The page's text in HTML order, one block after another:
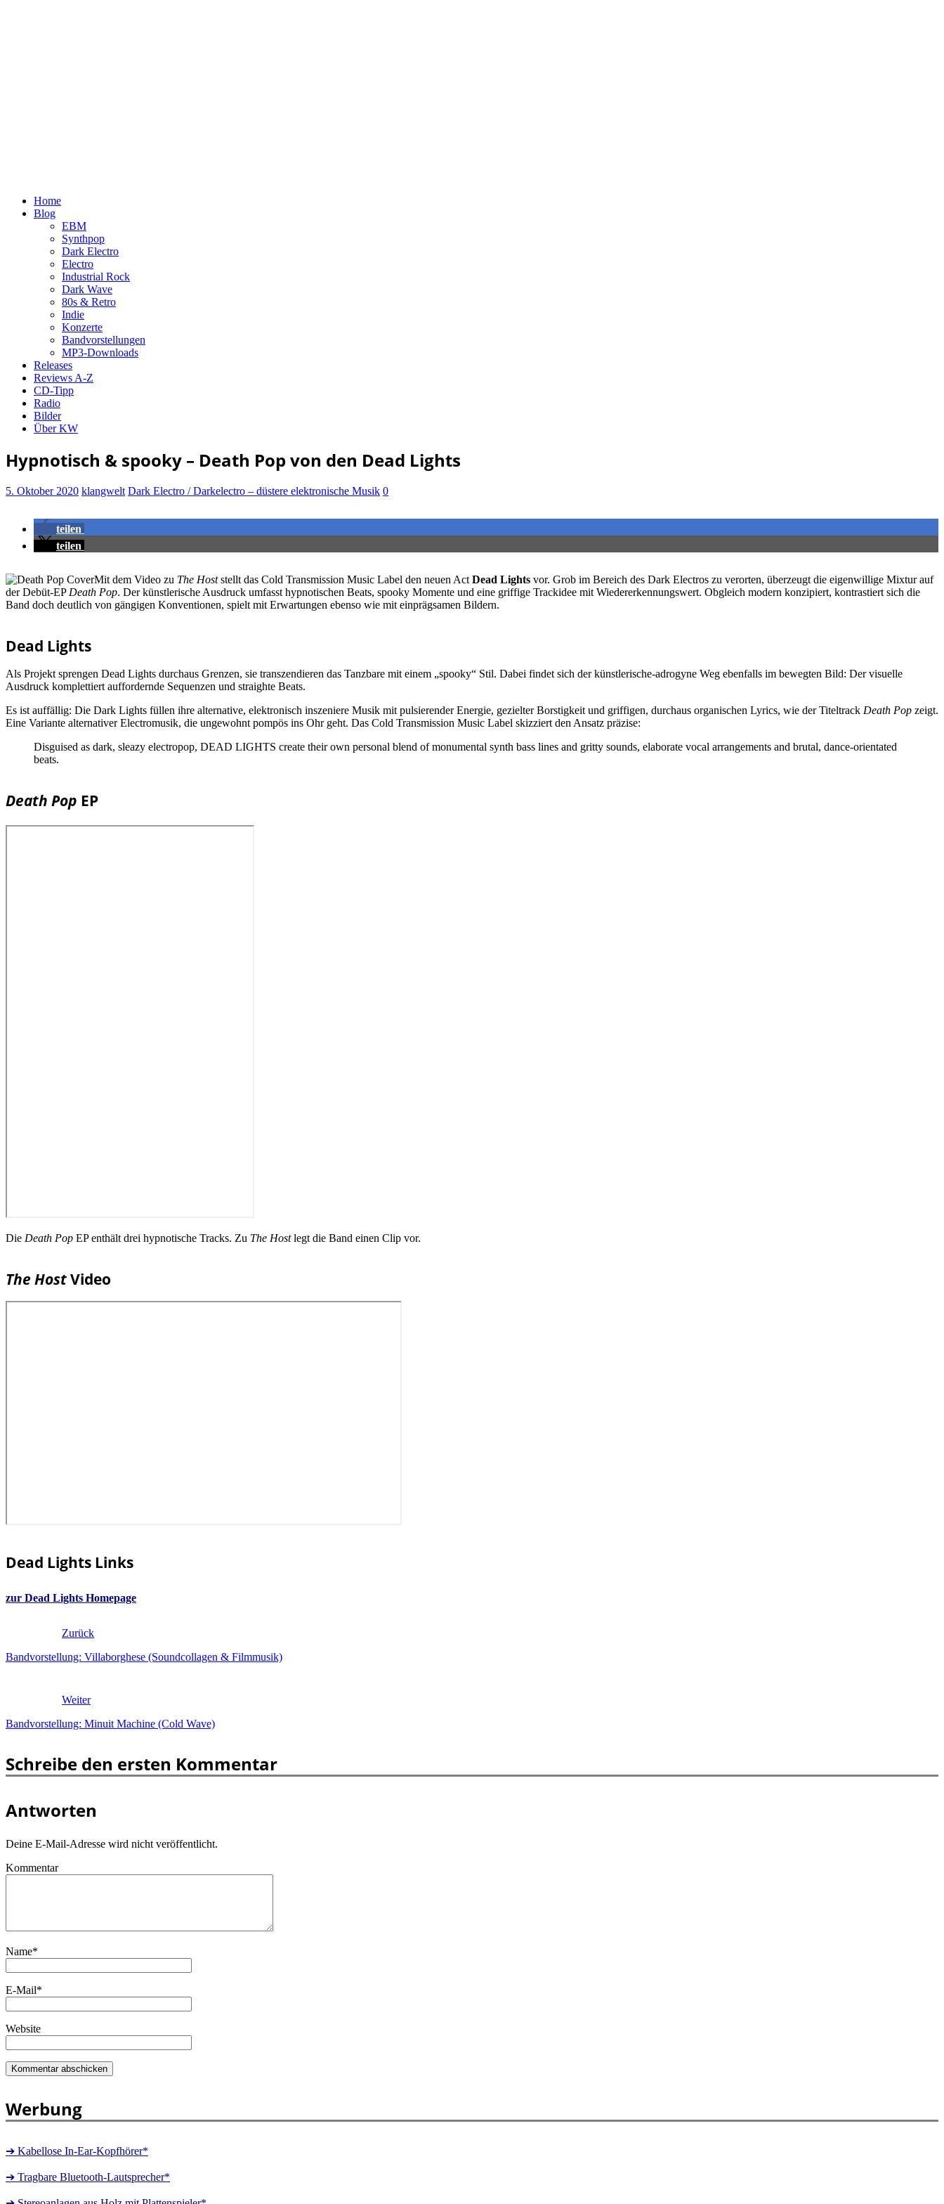
Home
Blog
EBM
Synthpop
Dark Electro
Electro
Industrial Rock
Dark Wave
80s & Retro
Indie
Konzerte
Bandvorstellungen
MP3-Downloads
Releases
Reviews A-Z
CD-Tipp
Radio
Bilder
Über KW
Hypnotisch & spooky – Death Pop von den Dead Lights
5. Oktober 2020 klangwelt Dark Electro / Darkelectro – düstere elektronische Musik 0
teilen
teilen
Mit dem Video zu The Hoststellt das Cold Transmission Music Label den neuen Act Dead Lights vor. Grob im Bereich des Dark Electros zu verorten, überzeugt die eigenwillige Mixtur auf
der Debüt-EP Death Pop. Der künstlerische Ausdruck umfasst hypnotischen Beats, spooky Momente und eine griffige Trackidee mit Wiedererkennungswert. Obgleich modern konzipiert, kontrastiert sich die
Band doch deutlich von gängigen Konventionen, spielt mit Erwartungen ebenso wie mit einprägsamen Bildern.
Dead Lights
Als Projekt sprengen Dead Lights durchaus Grenzen, sie transzendieren das Tanzbare mit einem „spooky“ Stil. Dabei findet sich der künstlerische-adrogyne Weg ebenfalls im bewegten Bild: Der visuelle
Ausdruck komplettiert auffordernde Sequenzen und straighte Beats.
Es ist auffällig: Die Dark Lights füllen ihre alternative, elektronisch inszeniere Musik mit pulsierender Energie, gezielter Borstigkeit und griffigen, durchaus organischen Lyrics, wie der Titeltrack Death Pop zeigt.
Eine Variante alternativer Electromusik, die ungewohnt pompös ins Ohr geht. Das Cold Transmission Music Label skizziert den Ansatz präzise:
Disguised as dark, sleazy electropop, DEAD LIGHTS create their own personal blend of monumental synth bass lines and gritty sounds, elaborate vocal arrangements and brutal, dance-orientated
beats.
Death Pop EP
Die Death Pop EP enthält drei hypnotische Tracks. Zu The Hostlegt die Band einen Clip vor.
The HostVideo
Dead Lights Links
zur Dead Lights Homepage
Zurück
Bandvorstellung: Villaborghese (Soundcollagen & Filmmusik)
Weiter
Bandvorstellung: Minuit Machine (Cold Wave)
Schreibe den ersten Kommentar
Antworten
Deine E-Mail-Adresse wird nicht veröffentlicht.
Kommentar
Name*
E-Mail*
Website
Werbung
➔ Kabellose In-Ear-Kopfhörer*
➔ Tragbare Bluetooth-Lautsprecher*